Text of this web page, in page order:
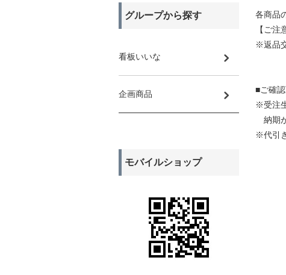
各商品
【ご注
※返品
■ご確
※受注
納期
※代引
グループから探す
看板いいな
企画商品
モバイルショップ